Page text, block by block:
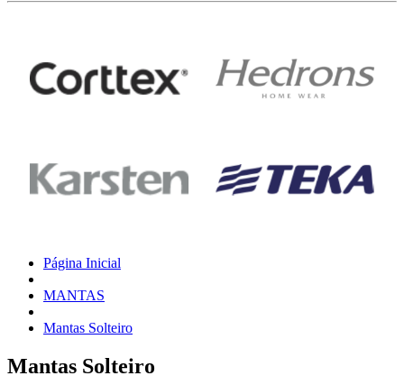
Página Inicial
MANTAS
Mantas Solteiro
Mantas Solteiro